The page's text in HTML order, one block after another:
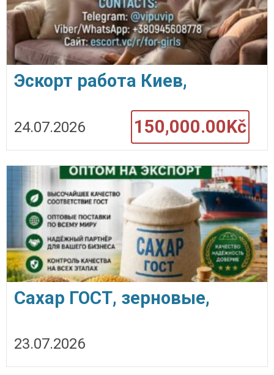
Эскорт работа Киев,
Кишинев, Варшава, Берлин,
Париж.
24.07.2026 150,000.00Kč
Сахар ГОСТ, зерновые,
культуры оптом
23.07.2026